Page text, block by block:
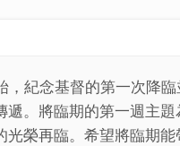
，紀念基督的第一次降
。將臨期的第一週主
榮再臨。希望將臨期